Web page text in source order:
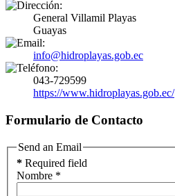
General Villamil Playas
Guayas
info@hidroplayas.gob.ec
043-729599
https://www.hidroplayas.gob.ec/
Formulario de Contacto
Send an Email
* Required field
Nombre *